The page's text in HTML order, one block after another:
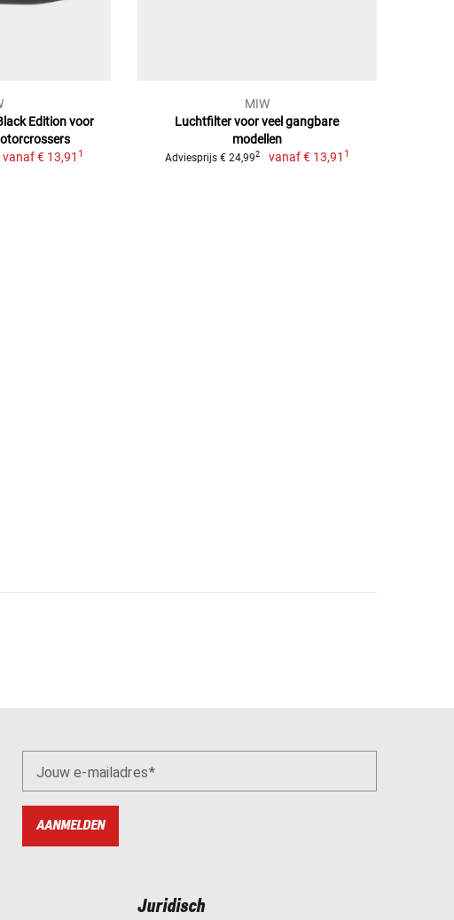
Edition voor
vanaf€ 13,91 1
MIW
Luchtfilter voor veel gangbare
modellen
Adviesprijs € 24,992 vanaf€ 13,91 1
Jouw e-mailadres
AANMELDEN
Juridisch